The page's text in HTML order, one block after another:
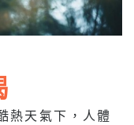
熱天氣下，人體